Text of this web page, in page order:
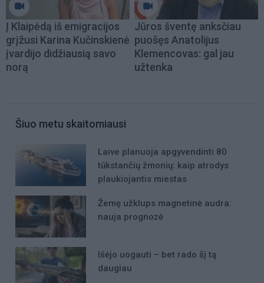
Į Klaipėdą iš emigracijos
grįžusi Karina Kučinskienė
įvardijo didžiausią savo
norą
Jūros šventę anksčiau
puošęs Anatolijus
Klemencovas: gal jau
užtenka
Šiuo metu skaitomiausi
Laive planuoja apgyvendinti 80
tūkstančių žmonių: kaip atrodys
plaukiojantis miestas
Žemę užklups magnetinė audra:
nauja prognozė
Išėjo uogauti – bet rado šį tą
daugiau